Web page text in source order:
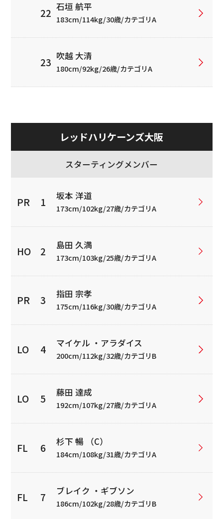
石垣 航平
183cm/114kg/30歳/カテゴリA
吹越 大清
180cm/92kg/26歳/カテゴリA
レッドハリケーンズ大阪
スターティングメンバー
坂本 洋道
173cm/102kg/27歳/カテゴリA
島田 久満
173cm/103kg/25歳/カテゴリA
指田 宗孝
175cm/116kg/30歳/カテゴリA
マイケル ・アラダイス
200cm/112kg/32歳/カテゴリB
藤田 達成
192cm/107kg/27歳/カテゴリA
杉下 暢 （C）
184cm/108kg/31歳/カテゴリA
ブレイク ・ギブソン
186cm/102kg/28歳/カテゴリB